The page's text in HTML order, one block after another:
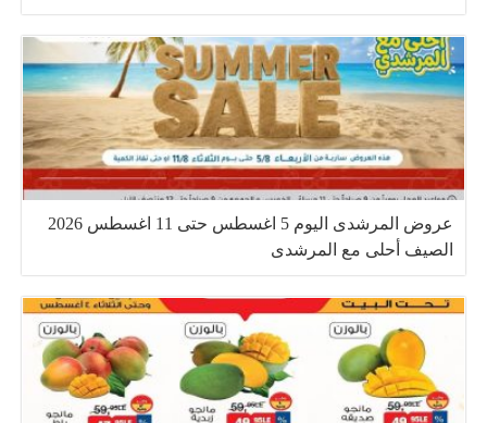
عروض المرشدى اليوم 5 اغسطس حتى 11 اغسطس 2026
الصيف أحلى مع المرشدى